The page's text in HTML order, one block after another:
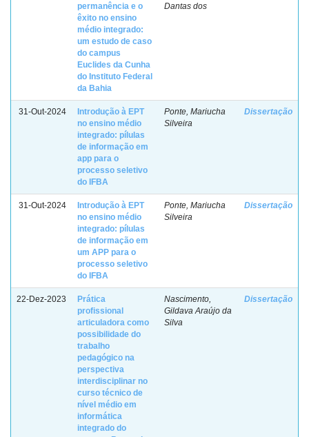
permanência e o
êxito no ensino
médio integrado:
um estudo de caso
do campus
Euclides da Cunha
do Instituto Federal
da Bahia
Dantas dos
31-Out-2024
Introdução à EPT
no ensino médio
integrado: pílulas
de informação em
app para o
processo seletivo
do IFBA
Ponte, Mariucha
Silveira
Dissertação
31-Out-2024
Introdução à EPT
no ensino médio
integrado: pílulas
de informação em
um APP para o
processo seletivo
do IFBA
Ponte, Mariucha
Silveira
Dissertação
22-Dez-2023
Prática
profissional
articuladora como
possibilidade do
trabalho
pedagógico na
perspectiva
interdisciplinar no
curso técnico de
nível médio em
informática
integrado do
Nascimento,
Gildava Araújo da
Silva
Dissertação